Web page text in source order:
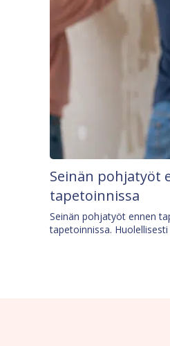
Seinän pohjatyöt
tapetoinnissa
Seinän pohjatyöt ennen
tapetoinnissa.